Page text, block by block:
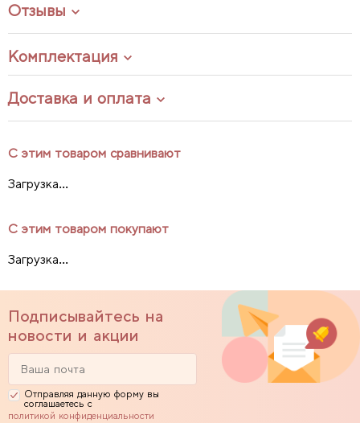
Отзывы
Комплектация
Доставка и оплата
С этим товаром сравнивают
Загрузка...
С этим товаром покупают
Загрузка...
Подписывайтесь на
новости и акции
Отправляя данную форму вы
соглашаетесь с
политикой конфиденциальности